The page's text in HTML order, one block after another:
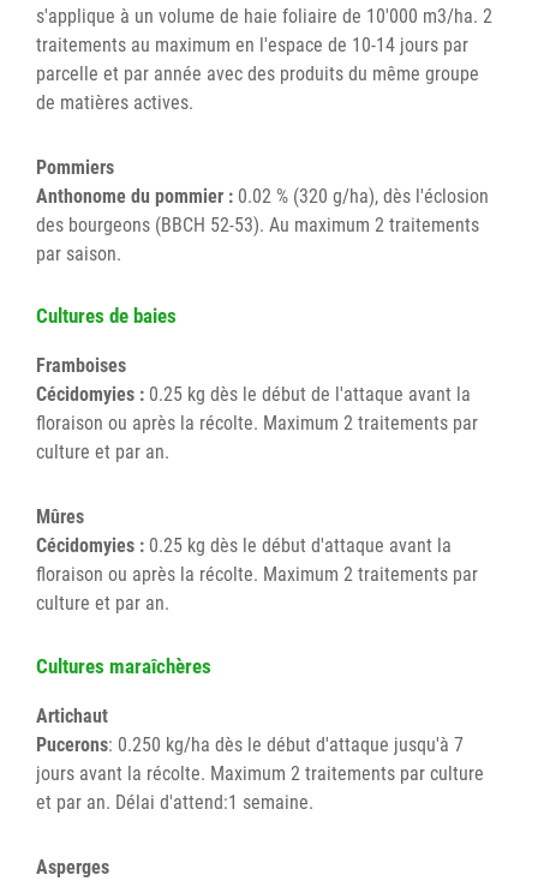
s'applique à un volume de haie foliaire de 10'000 m3/ha. 2
traitements au maximum en l'espace de 10-14 jours par
parcelle et par année avec des produits du même groupe
de matières actives.
Pommiers
Anthonome du pommier : 0.02 % (320 g/ha), dès l'éclosion
des bourgeons (BBCH 52-53). Au maximum 2 traitements
par saison.
Cultures de baies
Framboises
Cécidomyies : 0.25 kg dès le début de l'attaque avant la
floraison ou après la récolte. Maximum 2 traitements par
culture et par an.
Mûres
Cécidomyies : 0.25 kg dès le début d'attaque avant la
floraison ou après la récolte. Maximum 2 traitements par
culture et par an.
Cultures maraîchères
Artichaut
Pucerons: 0.250 kg/ha dès le début d'attaque jusqu'à 7
jours avant la récolte. Maximum 2 traitements par culture
et par an. Délai d'attend:1 semaine.
Asperges